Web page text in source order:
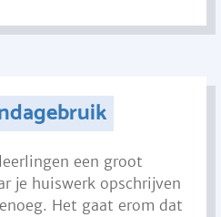
een groot
je huiswerk opschrijven
Het gaat erom dat